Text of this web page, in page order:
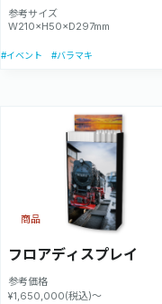
参考サイズ
W210×H50×D297mm
#イベント #バラマキ
フロアディスプレイ
参考価格
¥1,650,000(税込)～
商品